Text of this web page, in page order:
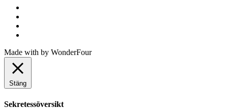
Made with by WonderFour
Stäng
Sekretessöversikt